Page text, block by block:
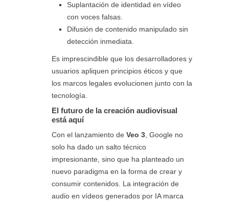
Suplantación de identidad en vídeo
con voces falsas.
Difusión de contenido manipulado sin
detección inmediata.
Es imprescindible que los desarrolladores y
usuarios apliquen principios éticos y que
los marcos legales evolucionen junto con la
tecnología.
El futuro de la creación audiovisual
está aquí
Con el lanzamiento de Veo 3, Google no
solo ha dado un salto técnico
impresionante, sino que ha planteado un
nuevo paradigma en la forma de crear y
consumir contenidos. La integración de
audio en vídeos generados por IA marca